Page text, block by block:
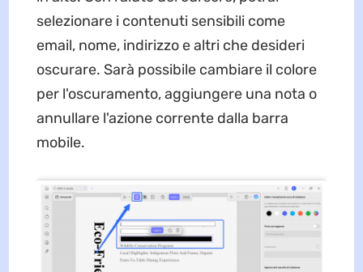
selezionare i contenuti sensibili come
email, nome, indirizzo e altri che desideri
oscurare. Sarà possibile cambiare il colore
per l'oscuramento, aggiungere una nota o
annullare l'azione corrente dalla barra
mobile.